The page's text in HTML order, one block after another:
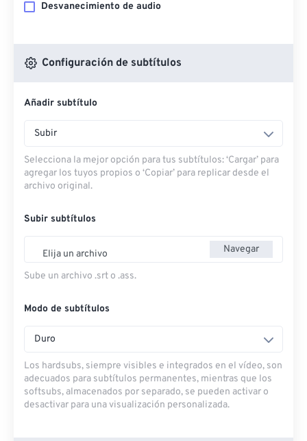
Desvanecimiento de audio
Configuración de subtítulos
Añadir subtítulo
Subir
Selecciona la mejor opción para tus subtítulos: ‘Cargar’ para
agregar los tuyos propios o ‘Copiar’ para replicar desde el
archivo original.
Subir subtítulos
Elija un archivo Navegar
Sube un archivo .srt o .ass.
Modo de subtítulos
Duro
Los hardsubs, siempre visibles e integrados en el vídeo, son
adecuados para subtítulos permanentes, mientras que los
softsubs, almacenados por separado, se pueden activar o
desactivar para una visualización personalizada.